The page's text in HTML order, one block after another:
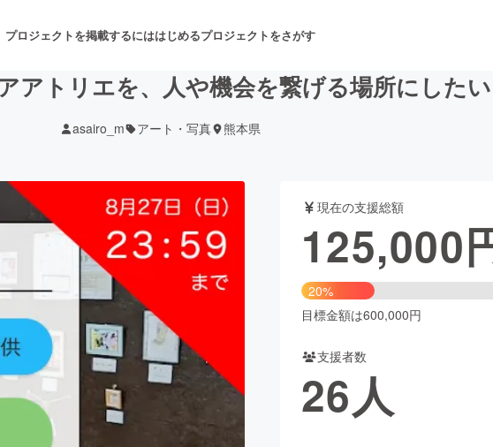
プロジェクトを掲載するにははじめるプロジェクトをさがす
舞台・パフォーマンス
ム・サービス開発 フード・飲食店 ファッ
雑誌出版
ンジ ビューティー・ヘルスケア
アトリエを、人や機会を繋げる場所にしたい
asairo_m アート・写真 熊本県
現在の支援総額
125,000
20%
目標金額は600,000円
支援者数
26人